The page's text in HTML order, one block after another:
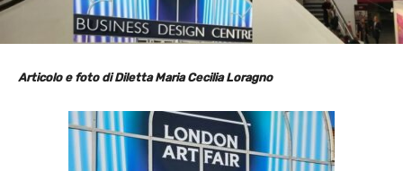
Articolo e foto di Diletta Maria Cecilia Loragno